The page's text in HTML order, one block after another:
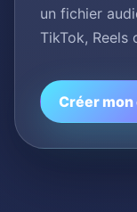
un fichier
TikTok, Reels
Créer